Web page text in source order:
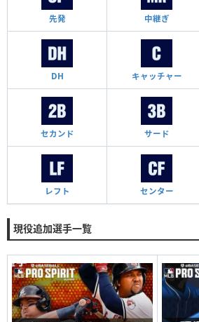
先発 中継ぎ
DH キャッチャー
セカンド サード
レフト センター
現役追加選手一覧